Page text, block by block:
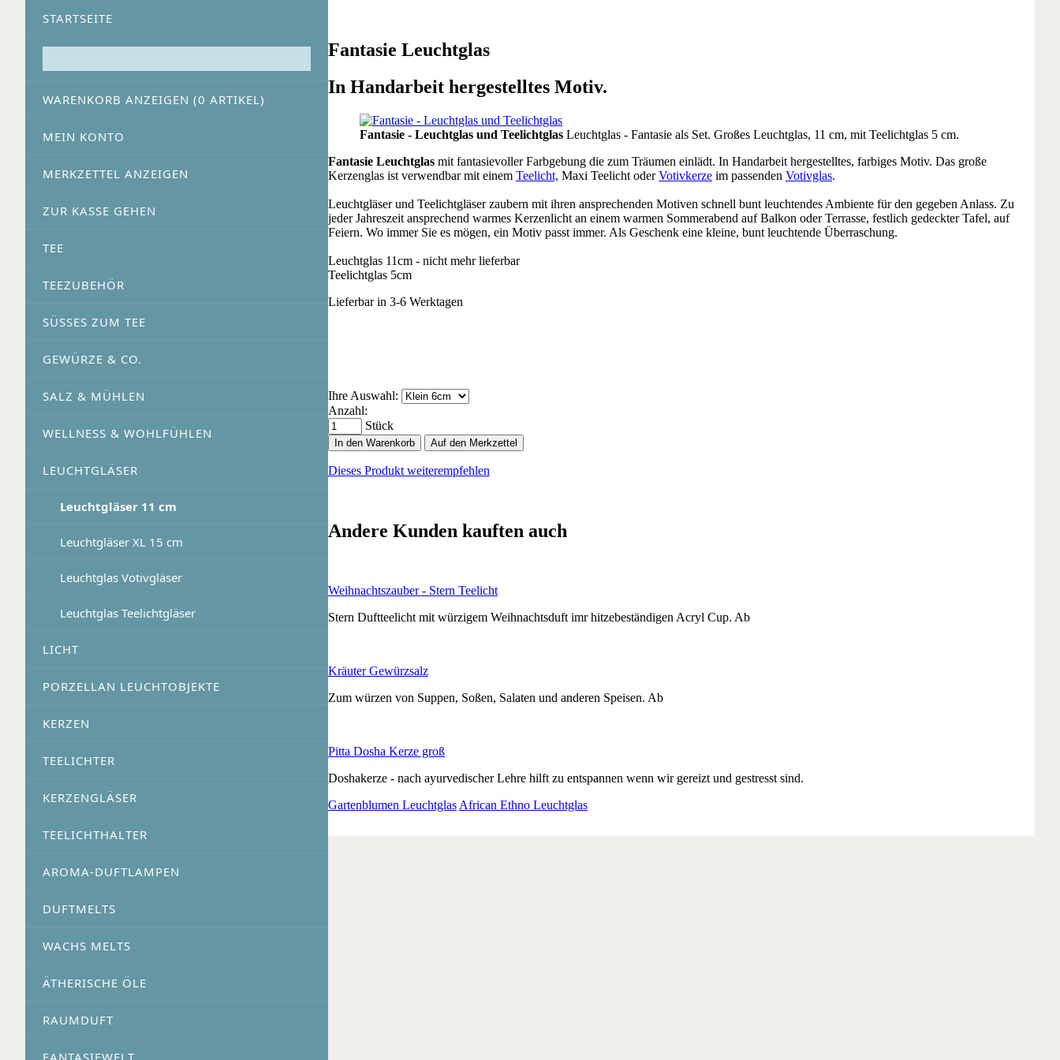
STARTSEITE
WARENKORB ANZEIGEN (0 ARTIKEL)
MEIN KONTO
MERKZETTEL ANZEIGEN
ZUR KASSE GEHEN
TEE
TEEZUBEHÖR
SÜSSES ZUM TEE
GEWÜRZE & CO.
SALZ & MÜHLEN
WELLNESS & WOHLFÜHLEN
LEUCHTGLÄSER
Leuchtgläser 11 cm
Leuchtgläser XL 15 cm
Leuchtglas Votivgläser
Leuchtglas Teelichtgläser
LICHT
PORZELLAN LEUCHTOBJEKTE
KERZEN
TEELICHTER
KERZENGLÄSER
TEELICHTHALTER
AROMA-DUFTLAMPEN
DUFTMELTS
WACHS MELTS
ÄTHERISCHE ÖLE
RAUMDUFT
FANTASIEWELT
Fantasie Leuchtglas
In Handarbeit hergestelltes Motiv.
Fantasie - Leuchtglas und Teelichtglas Leuchtglas - Fantasie als Set. Großes Leuchtglas, 11 cm, mit Teelichtglas 5 cm.
Fantasie Leuchtglas mit fantasievoller Farbgebung die zum Träumen einlädt. In Handarbeit hergestelltes, farbiges Motiv. Das große
Kerzenglas ist verwendbar mit einem Teelicht, Maxi Teelicht oderVotivkerze im passenden Votivglas.
Leuchtgläser und Teelichtgläser zaubern mit ihren ansprechenden Motiven schnell bunt leuchtendes Ambiente für den gegeben Anlass. Zu
jeder Jahreszeit ansprechend warmes Kerzenlicht an einem warmen Sommerabend auf Balkon oder Terrasse, festlich gedeckter Tafel, auf
Feiern. Wo immer Sie es mögen, ein Motiv passt immer. Als Geschenk eine kleine, bunt leuchtende Überraschung.
Leuchtglas 11cm - nicht mehr lieferbar
Teelichtglas 5cm
Lieferbar in 3-6 Werktagen
Ihre Auswahl:
Anzahl:
Stück
In den Warenkorb Auf den Merkzettel
Dieses Produkt weiterempfehlen
Andere Kunden kauften auch
Weihnachtszauber - Stern Teelicht
Stern Duftteelicht mit würzigem Weihnachtsduft imr hitzebeständigen Acryl Cup. Ab
Kräuter Gewürzsalz
Zum würzen von Suppen, Soßen, Salaten und anderen Speisen. Ab
Pitta Dosha Kerze groß
Doshakerze - nach ayurvedischer Lehre hilft zu entspannen wenn wir gereizt und gestresst sind.
Gartenblumen LeuchtglasAfrican Ethno Leuchtglas